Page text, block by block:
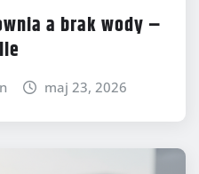
a brak wody –
maj 23, 2026